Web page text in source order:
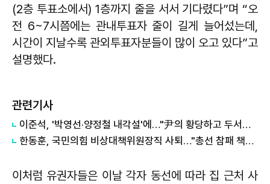
(2층 투표소에서) 1층까지 줄을 서서 기다렸다”며 “오
전 6~7시쯤에는 관내투표자 줄이 길게 늘어섰는데,
시간이 지날수록 관외투표자분들이 많이 오고 있다”고
설명했다.
관련기사
이준석, '박영선·양정철 내각설'에…"尹의 황당하고 두서없는 대안"
한동훈, 국민의힘 비상대책위원장직 사퇴…"총선 참패 책임"
이처럼 유권자들은 이날 각자 동선에 따라 집 근처 사